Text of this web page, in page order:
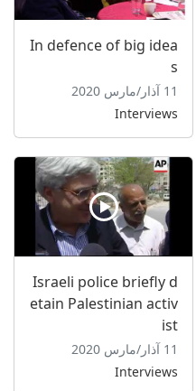
In defence of big idea
s
11 آذار/مارس 2020
Interviews
Israeli police briefly d
etain Palestinian activ
ist
11 آذار/مارس 2020
Interviews